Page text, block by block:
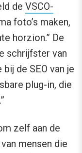
de VSCO-
foto’s maken,
horzion.” De
schrijfster van
de SEO van je
plug-in, die
zelf aan de
mensen die